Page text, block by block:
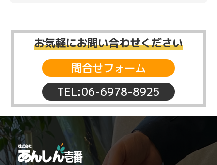
お気軽にお問い合わせください
TEL:06-6978-8925
問合せフォーム